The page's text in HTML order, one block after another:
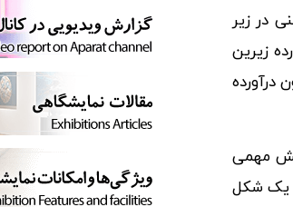
در زیر
زیرین
درآورده
مهمی
یک شکل